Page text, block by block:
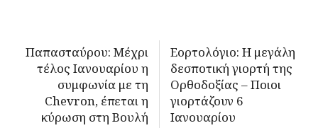
Παπασταύρου: Μέχρι
τέλος Ιανουαρίου η
συμφωνία με τη
Chevron, έπεται η
κύρωση στη Βουλή
Εορτολόγιο: Η μεγάλη
δεσποτική γιορτή της
Ορθοδοξίας – Ποιοι
γιορτάζουν 6
Ιανουαρίου